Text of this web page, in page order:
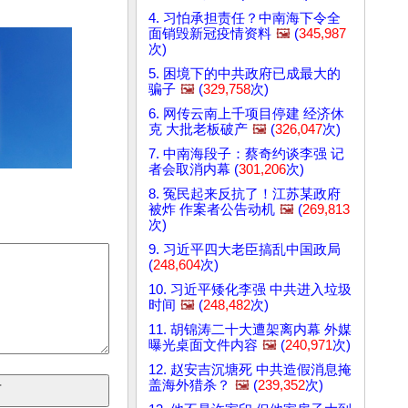
4. 习怕承担责任？中南海下令全
面销毁新冠疫情资料 🖼️ (345,987
次)
5. 困境下的中共政府已成最大的
骗子 🖼️ (329,758次)
6. 网传云南上千项目停建 经济休
克 大批老板破产 🖼️ (326,047次)
7. 中南海段子：蔡奇约谈李强 记
者会取消内幕 (301,206次)
8. 冤民起来反抗了！江苏某政府
被炸 作案者公告动机 🖼️ (269,813
次)
9. 习近平四大老臣搞乱中国政局
(248,604次)
10. 习近平矮化李强 中共进入垃圾
时间 🖼️ (248,482次)
11. 胡锦涛二十大遭架离内幕 外媒
曝光桌面文件内容 🖼️ (240,971次)
12. 赵安吉沉塘死 中共造假消息掩
盖海外猎杀？ 🖼️ (239,352次)